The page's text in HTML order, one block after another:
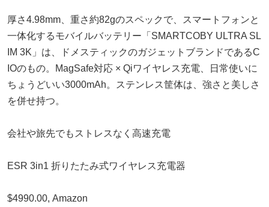
厚さ4.98mm、重さ約82gのスペックで、スマートフォンと
一体化するモバイルバッテリー「SMARTCOBY ULTRA SL
IM 3K」は、ドメスティックのガジェットブランドであるC
IOのもの。MagSafe対応 × Qiワイヤレス充電、日常使いに
ちょうどいい3000mAh。ステンレス筐体は、強さと美しさ
を併せ持つ。
会社や旅先でもストレスなく高速充電
ESR 3in1 折りたたみ式ワイヤレス充電器
$4990.00, Amazon